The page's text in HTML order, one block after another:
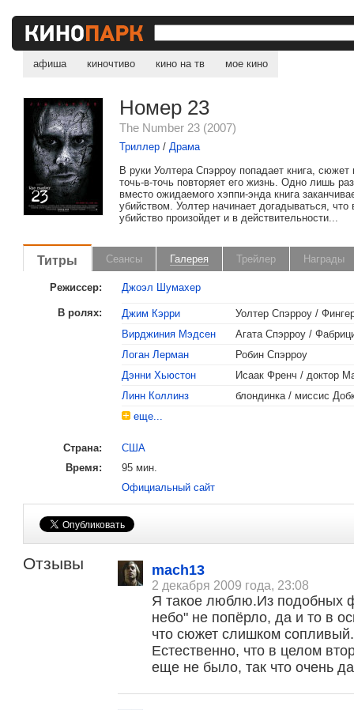
афиша киночтиво кино на тв мое кино
Номер 23
The Number 23 (2007)
Триллер /Драма
В руки Уолтера Спэрроу попадает книга, сюжет
точь-в-точь повторяет его жизнь. Одно лишь
вместо ожидаемого хэппи-энда книга
убийством. Уолтер начинает догадываться, что
убийство произойдет и в действительности...
Титры Сеансы Галерея Трейлер Награды
Режиссер: Джоэл Шумахер
В ролях: Джим Кэрри
Уолтер Спэрроу /
Вирджиния Мэдсен
Агата Спэрроу /
Логан Лерман
Робин Спэрроу
Дэнни Хьюстон
Исаак Френч / доктор
Линн Коллинз
блондинка / миссис
еще...
Страна:
США
Время:
95 мин.
Официальный сайт
Отзывы mach13
2 декабря 2009 года, 23:08
Я такое люблю.Из подобных
небо" не попёрло, да и то в
что сюжет слишком
Естественно, что в целом
еще не было, так что очень